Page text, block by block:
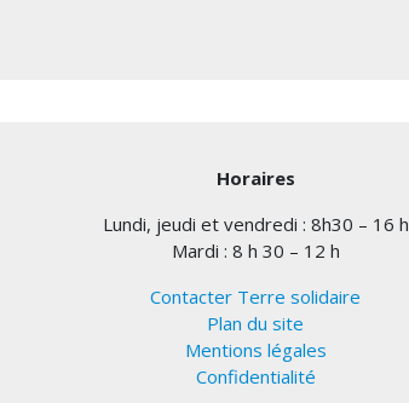
Horaires
Lundi, jeudi et vendredi : 8h30 – 16 h
Mardi : 8 h 30 – 12 h
Contacter Terre solidaire
Plan du site
Mentions légales
Confidentialité